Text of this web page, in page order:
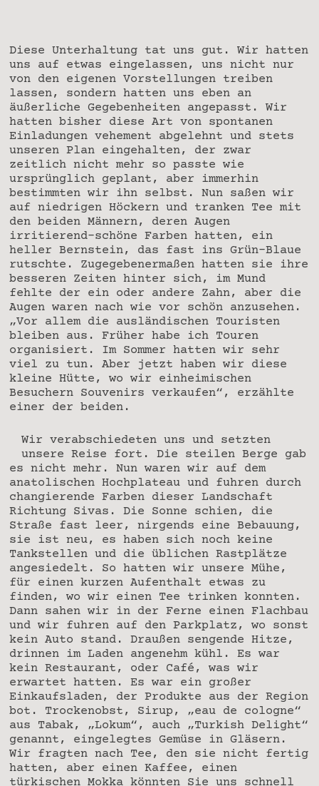
Diese Unterhaltung tat uns gut. Wir hatten
uns auf etwas eingelassen, uns nicht nur
von den eigenen Vorstellungen treiben
lassen, sondern hatten uns eben an
äußerliche Gegebenheiten angepasst. Wir
hatten bisher diese Art von spontanen
Einladungen vehement abgelehnt und stets
unseren Plan eingehalten, der zwar
zeitlich nicht mehr so passte wie
ursprünglich geplant, aber immerhin
bestimmten wir ihn selbst. Nun saßen wir
auf niedrigen Höckern und tranken Tee mit
den beiden Männern, deren Augen
irritierend-schöne Farben hatten, ein
heller Bernstein, das fast ins Grün-Blaue
rutschte. Zugegebenermaßen hatten sie ihre
besseren Zeiten hinter sich, im Mund
fehlte der ein oder andere Zahn, aber die
Augen waren nach wie vor schön anzusehen.
„Vor allem die ausländischen Touristen
bleiben aus. Früher habe ich Touren
organisiert. Im Sommer hatten wir sehr
viel zu tun. Aber jetzt haben wir diese
kleine Hütte, wo wir einheimischen
Besuchern Souvenirs verkaufen“, erzählte
einer der beiden.
Wir verabschiedeten uns und setzten
unsere Reise fort. Die steilen Berge gab
es nicht mehr. Nun waren wir auf dem
anatolischen Hochplateau und fuhren durch
changierende Farben dieser Landschaft
Richtung Sivas. Die Sonne schien, die
Straße fast leer, nirgends eine Bebauung,
sie ist neu, es haben sich noch keine
Tankstellen und die üblichen Rastplätze
angesiedelt. So hatten wir unsere Mühe,
für einen kurzen Aufenthalt etwas zu
finden, wo wir einen Tee trinken konnten.
Dann sahen wir in der Ferne einen Flachbau
und wir fuhren auf den Parkplatz, wo sonst
kein Auto stand. Draußen sengende Hitze,
drinnen im Laden angenehm kühl. Es war
kein Restaurant, oder Café, was wir
erwartet hatten. Es war ein großer
Einkaufsladen, der Produkte aus der Region
bot. Trockenobst, Sirup, „eau de cologne“
aus Tabak, „Lokum“, auch „Turkish Delight“
genannt, eingelegtes Gemüse in Gläsern.
Wir fragten nach Tee, den sie nicht fertig
hatten, aber einen Kaffee, einen
türkischen Mokka könnten Sie uns schnell